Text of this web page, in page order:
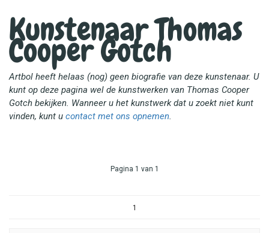
Kunstenaar Thomas
Cooper Gotch
Artbol heeft helaas (nog) geen biografie van deze kunstenaar. U
kunt op deze pagina wel de kunstwerken van Thomas Cooper
Gotch bekijken. Wanneer u het kunstwerk dat u zoekt niet kunt
vinden, kunt u contact met ons opnemen.
Pagina 1 van 1
1